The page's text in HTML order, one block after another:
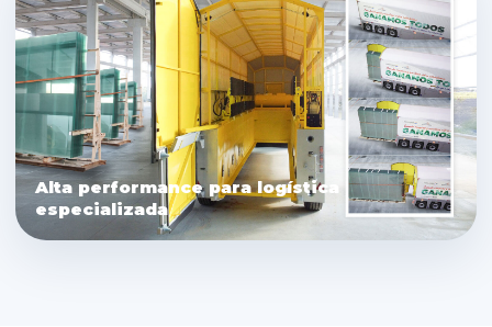
Alta performance para logística
especializada